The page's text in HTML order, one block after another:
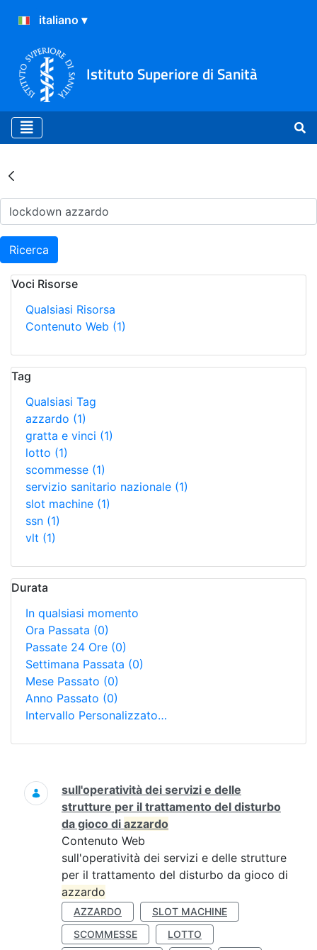
Istituto Superiore di Sanità
Risultati della Ricerca -
Ricerca
Voci Risorse
Qualsiasi Risorsa
Contenuto Web (1)
Tag
Qualsiasi Tag
azzardo (1)
gratta e vinci (1)
lotto (1)
scommesse (1)
servizio sanitario nazionale (1)
slot machine (1)
ssn (1)
vlt (1)
Durata
In qualsiasi momento
Ora Passata (0)
Passate 24 Ore (0)
Settimana Passata (0)
Mese Passato (0)
Anno Passato (0)
Intervallo Personalizzato…
Ricerca
sull'operatività dei servizi e delle
strutture per il trattamento del disturbo
da gioco di azzardo
Contenuto Web
sull'operatività dei servizi e delle strutture
per il trattamento del disturbo da gioco di
azzardo
AZZARDO
SLOT MACHINE
SCOMMESSE
LOTTO